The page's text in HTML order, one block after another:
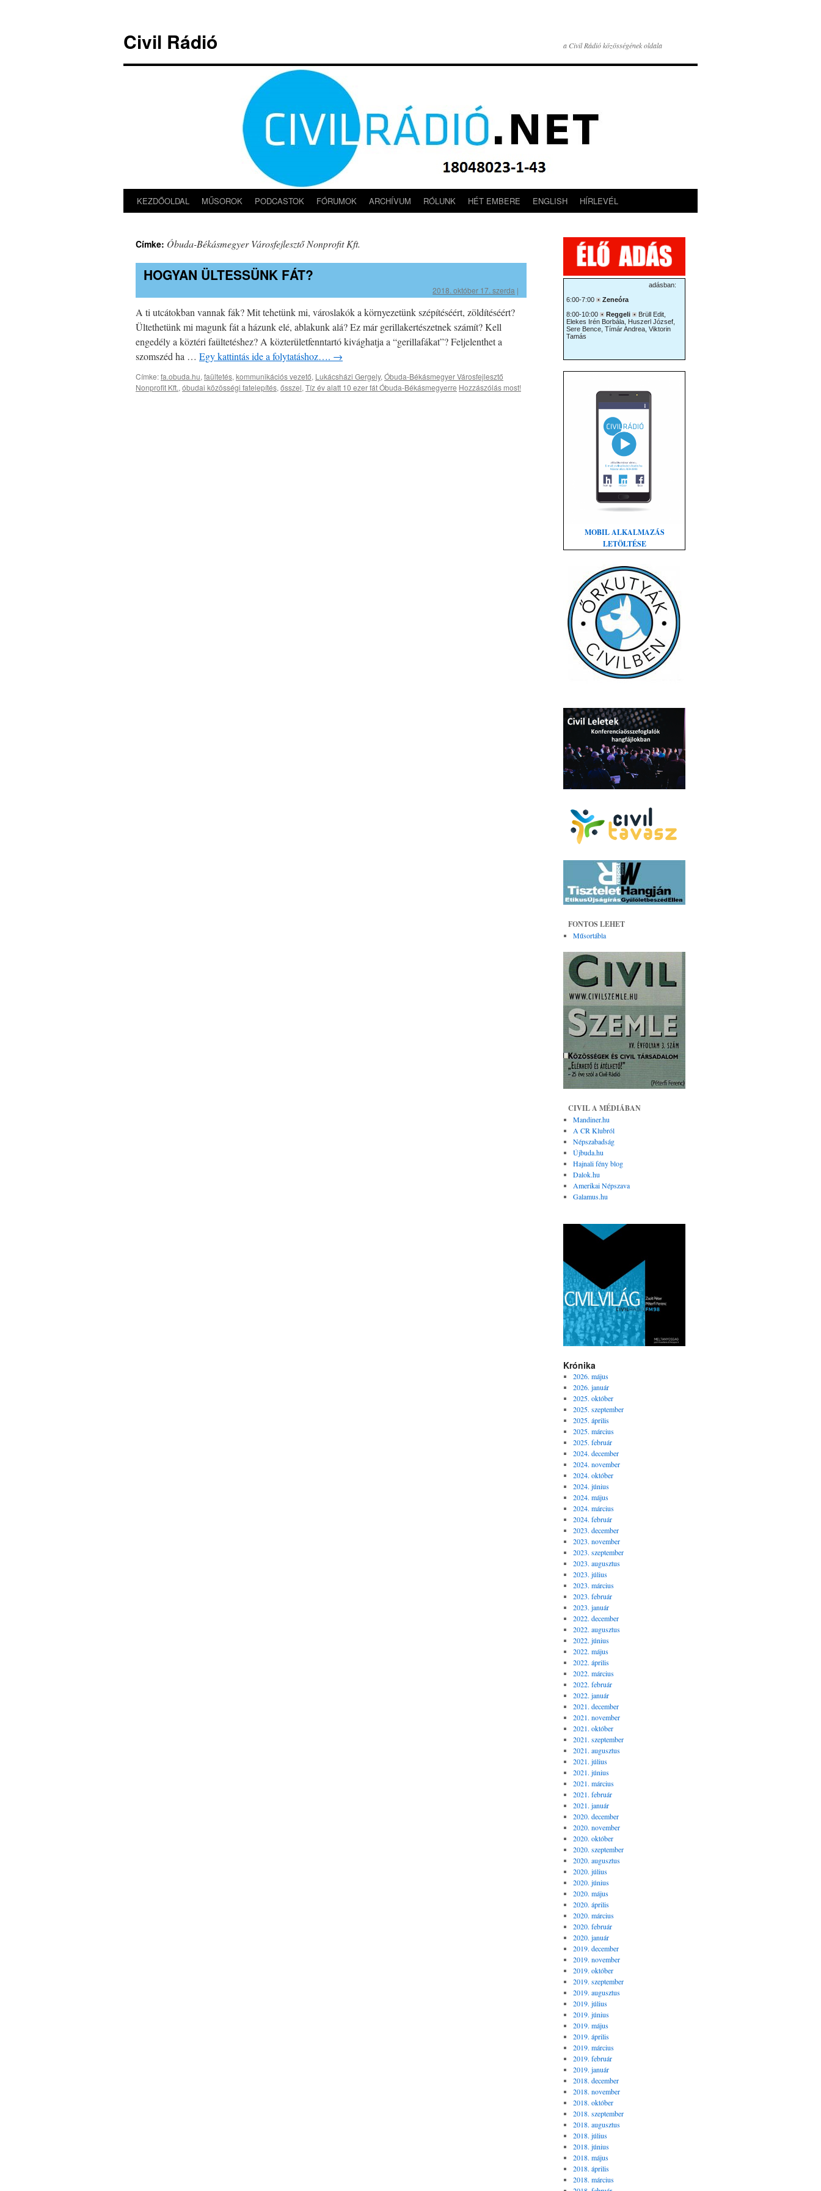
tartalomba
Civil Rádió a Civil Rádió közösségének oldala
KEZDŐOLDAL MŰSOROK PODCASTOK FÓRUMOK ARCHÍVUM RÓLUNK HÉT EMBERE ENGLISH HÍRLEVÉL
Címke: Óbuda-Békásmegyer Városfejlesztő Nonprofit Kft.
HOGYAN ÜLTESSÜNK FÁT?
2018. október 17. szerda |
A ti utcátokban vannak fák? Mit tehetünk mi, városlakók a környezetünk szépítéséért, zöldítéséért?
Ültethetünk mi magunk fát a házunk elé, ablakunk alá? Ez már gerillakertészetnek számít? Kell
engedély a köztéri faültetéshez? A közterületfenntartó kivághatja a “gerillafákat”? Feljelenthet a
szomszéd ha … Egy kattintás ide a folytatáshoz…. →
Címke:fa.obuda.hu, faültetés, kommunikációs vezető, Lukácsházi Gergely, Óbuda-Békásmegyer Városfejlesztő
Nonprofit Kft., óbudai közösségi fatelepítés, ősszel, Tíz év alatt 10 ezer fát Óbuda-Békásmegyerre Hozzászólás most!
MOBIL ALKALMAZÁS
LETÖLTÉSE
FONTOS LEHET
Műsortábla
CIVIL A MÉDIÁBAN
Mandiner.hu
A CR Klubról
Népszabadság
Újbuda.hu
Hajnali fény blog
Dalok.hu
Amerikai Népszava
Galamus.hu
Krónika
2026. május
2026. január
2025. október
2025. szeptember
2025. április
2025. március
2025. február
2024. december
2024. november
2024. október
2024. június
2024. május
2024. március
2024. február
2023. december
2023. november
2023. szeptember
2023. augusztus
2023. július
2023. március
2023. február
2023. január
2022. december
2022. augusztus
2022. június
2022. május
2022. április
2022. március
2022. február
2022. január
2021. december
2021. november
2021. október
2021. szeptember
2021. augusztus
2021. július
2021. június
2021. március
2021. február
2021. január
2020. december
2020. november
2020. október
2020. szeptember
2020. augusztus
2020. július
2020. június
2020. május
2020. április
2020. március
2020. február
2020. január
2019. december
2019. november
2019. október
2019. szeptember
2019. augusztus
2019. július
2019. június
2019. május
2019. április
2019. március
2019. február
2019. január
2018. december
2018. november
2018. október
2018. szeptember
2018. augusztus
2018. július
2018. június
2018. május
2018. április
2018. március